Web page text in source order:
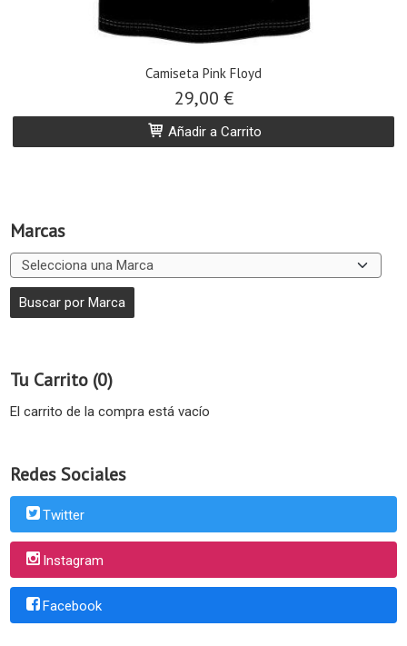
Marcas
Tu Carrito (0)
El carrito de la compra está vacío
Redes Sociales
Twitter
Instagram
Facebook
Camiseta Pink Floyd
29,00 €
Añadir a Carrito